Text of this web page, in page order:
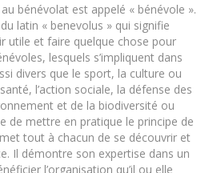
bénévolat est appelé « bénévole ».
latin « benevolus » qui signifie
utile et faire quelque chose pour
lesquels s’impliquent dans
divers que le sport, la culture ou
l’action sociale, la défense des
et de la biodiversité ou
de mettre en pratique le principe de
tout à chacun de se découvrir et
Il démontre son expertise dans un
l’organisation qu’il ou elle